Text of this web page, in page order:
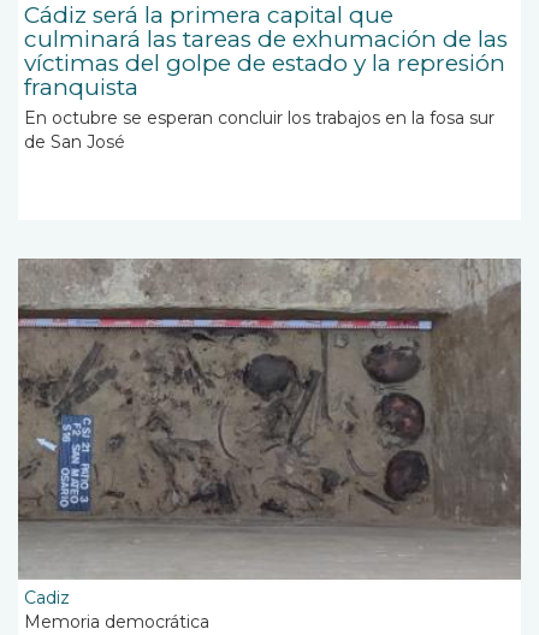
Cádiz será la primera capital que
culminará las tareas de exhumación de las
víctimas del golpe de estado y la represión
franquista
En octubre se esperan concluir los trabajos en la fosa sur
de San José
Cadiz
Memoria democrática